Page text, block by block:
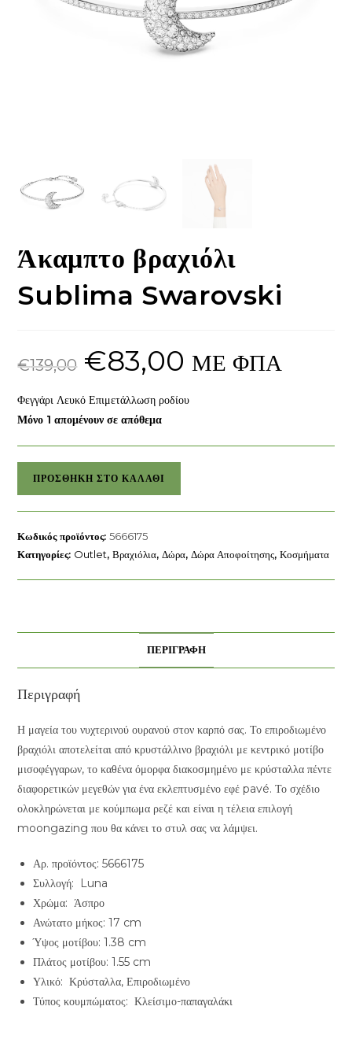
Άκαμπτο βραχιόλι
Sublima Swarovski
€139,00
Original
price
was:
€83,00 τρέχουσα
τιμή
€83,00.
ΜΕ ΦΠΑ
Φεγγάρι Λευκό Επιμετάλλωση ροδίου
Μόνο 1 απομένουν σε απόθεμα
Sublima
Swarovski
ποσότητα
ΠΡΟΣΘΉΚΗ ΣΤΟ ΚΑΛΆΘΙ
Κωδικός προϊόντος:5666175
Κατηγορίες: Outlet,Βραχιόλια,Δώρα,Δώρα Αποφοίτησης,Κοσμήματα
ΠΕΡΙΓΡΑΦΉ
Περιγραφή
Η μαγεία του νυχτερινού ουρανού στον καρπό σας. Το επιροδιωμένο
βραχιόλι αποτελείται από κρυστάλλινο βραχιόλι με κεντρικό μοτίβο
μισοφέγγαρων, το καθένα όμορφα διακοσμημένο με κρύσταλλα πέντε
διαφορετικών μεγεθών για ένα εκλεπτυσμένο εφέ pavé. Το σχέδιο
ολοκληρώνεται με κούμπωμα ρεζέ και είναι η τέλεια επιλογή
moongazing που θα κάνει το στυλ σας να λάμψει.
Αρ. προϊόντος: 5666175
Συλλογή: Luna
Χρώμα: Άσπρο
Ανώτατο μήκος: 17 cm
Ύψος μοτίβου: 1.38 cm
Πλάτος μοτίβου: 1.55 cm
Υλικό: Κρύσταλλα, Επιροδιωμένο
Τύπος κουμπώματος: Κλείσιμο-παπαγαλάκι